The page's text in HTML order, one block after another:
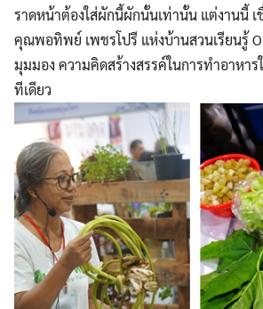
ราดหน้าต้องใส่ผักนี้ผักนั้นเท่านั้น แต่งานนี้
คุณพอทิพย์ เพชรโปรี แห่งบ้านสวนเรียนรู้
มุมมอง ความคิดสร้างสรรค์ในการทำอาหาร
ทีเดียว